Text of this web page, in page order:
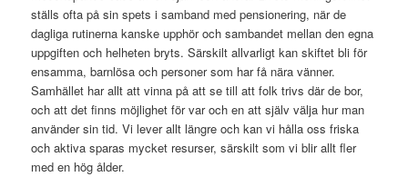
ställs ofta på sin spets i samband med pensionering, när de
dagliga rutinerna kanske upphör och sambandet mellan den egna
uppgiften och helheten bryts. Särskilt allvarligt kan skiftet bli för
ensamma, barnlösa och personer som har få nära vänner.
Samhället har allt att vinna på att se till att folk trivs där de bor,
och att det finns möjlighet för var och en att själv välja hur man
använder sin tid. Vi lever allt längre och kan vi hålla oss friska
och aktiva sparas mycket resurser, särskilt som vi blir allt fler
med en hög ålder.